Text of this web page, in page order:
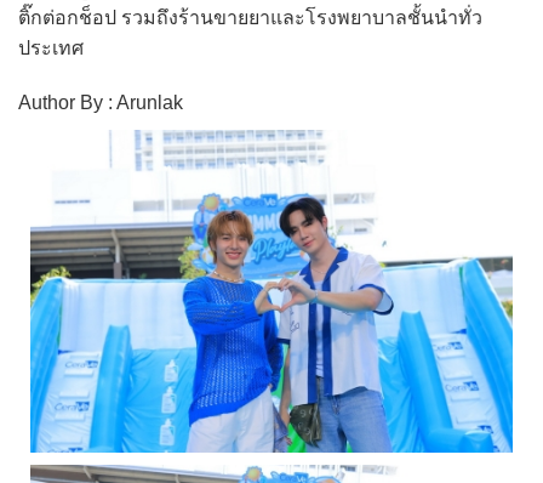
ติ๊กต่อกช็อป รวมถึงร้านขายยาและโรงพยาบาลชั้นนำทั่ว
ประเทศ
Author By : Arunlak